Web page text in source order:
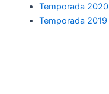
Temporada 2020
Temporada 2019